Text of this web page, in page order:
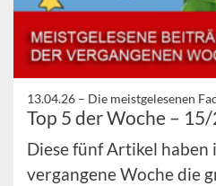
13.04.26 – Die meistgelesenen
Top 5 der Woche –
Diese fünf Artikel haben
vergangene Woche die